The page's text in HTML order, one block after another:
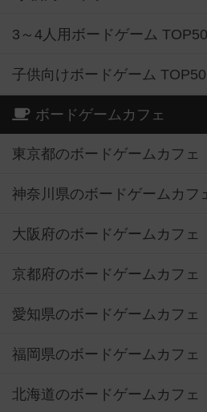
3～4人用ボードゲーム TOP50
子供向けボードゲーム TOP50
ボードゲームカフェ
東京都のボードゲームカフェ
神奈川県のボードゲームカフ
大阪府のボードゲームカフェ
京都府のボードゲームカフェ
愛知県のボードゲームカフェ
福岡県のボードゲームカフェ
北海道のボードゲームカフェ